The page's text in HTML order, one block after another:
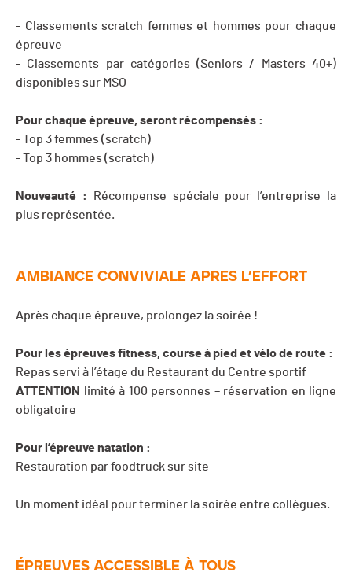
- Classements scratch femmes et hommes pour chaque
épreuve
- Classements par catégories (Seniors / Masters 40+)
disponibles sur MSO
Pour chaque épreuve, seront récompensés :
- Top 3 femmes (scratch)
- Top 3 hommes (scratch)
Nouveauté :
Récompense spéciale pour l’entreprise la
plus représentée.
AMBIANCE CONVIVIALE APRES L’EFFORT
Après chaque épreuve, prolongez la soirée !
Pour les épreuves fitness, course à pied et vélo de route :
Repas servi à l’étage du Restaurant du Centre sportif
ATTENTION
limité à 100 personnes – réservation en ligne
obligatoire
Pour l’épreuve natation :
Restauration par foodtruck sur site
Un moment idéal pour terminer la soirée entre collègues.
ÉPREUVES ACCESSIBLE À TOUS